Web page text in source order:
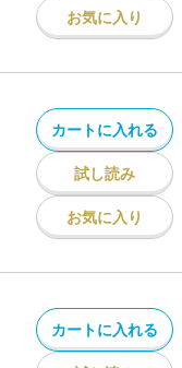
お気に入り
カートに入れる
試し読み
お気に入り
カートに入れる